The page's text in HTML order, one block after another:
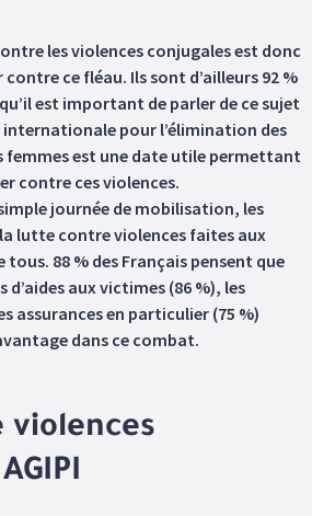
les violences conjugales est donc
ce fléau. Ils sont d’ailleurs 92 %
est important de parler de ce sujet
internationale pour l’élimination des
femmes est une date utile permettant
contre ces violences.
journée de mobilisation, les
lutte contre violences faites aux
tous. 88 % des Français pensent que
aux victimes (86 %), les
assurances en particulier (75 %)
dans ce combat.
violences